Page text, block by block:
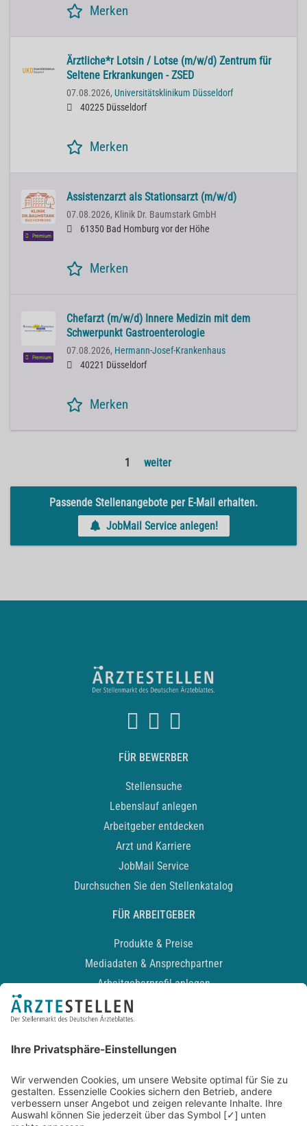
Merken
Ärztliche*r Lotsin / Lotse (m/w/d) Zentrum für
Seltene Erkrankungen - ZSED
07.08.2026, Universitätsklinikum Düsseldorf
40225 Düsseldorf
Merken
Premium
Assistenzarzt als Stationsarzt (m/w/d)
07.08.2026, Klinik Dr. Baumstark GmbH
61350 Bad Homburg vor der Höhe
Merken
Premium
Chefarzt (m/w/d) Innere Medizin mit dem
Schwerpunkt Gastroenterologie
07.08.2026, Hermann-Josef-Krankenhaus
40221 Düsseldorf
Merken
1 weiter
Passende Stellenangebote per E-Mail erhalten.
JobMail Service anlegen!
FÜR BEWERBER
Stellensuche
Lebenslauf anlegen
Arbeitgeber entdecken
Arzt und Karriere
JobMail Service
Durchsuchen Sie den Stellenkatalog
FÜR ARBEITGEBER
Produkte & Preise
Mediadaten & Ansprechpartner
Arbeitgeberprofil anlegen
Recruiting-Podcast
Kontakt
Datenschutz
Newsletter